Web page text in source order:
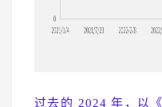
过去的 2024 年，以